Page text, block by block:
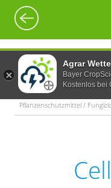
Agrar
Bayer
Kostenlos bei
Pflanzenschutzmittel /